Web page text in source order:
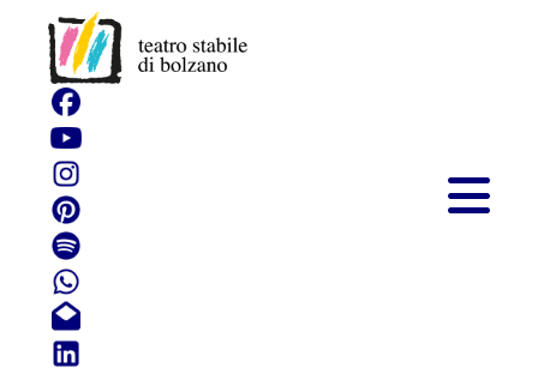
Marco Polo e le città
invisibili